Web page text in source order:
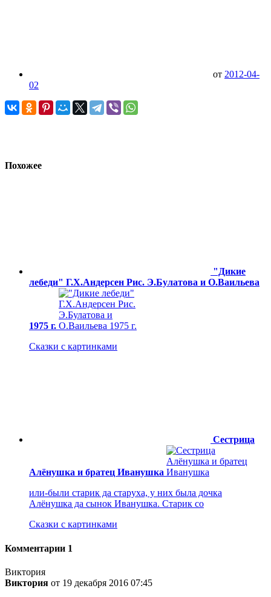
от 2012-04-
02
Похожее
"Дикие
лебеди" Г.Х.Андерсен Рис. Э.Булатова и О.Ваильева
1975 г.
Сказки с картинками
Сестрица
Алёнушка и братец Иванушка
или-были старик да старуха, у них была дочка
Алёнушка да сынок Иванушка. Старик со
Сказки с картинками
Комментарии 1
Виктория
Виктория от 19 декабря 2016 07:45